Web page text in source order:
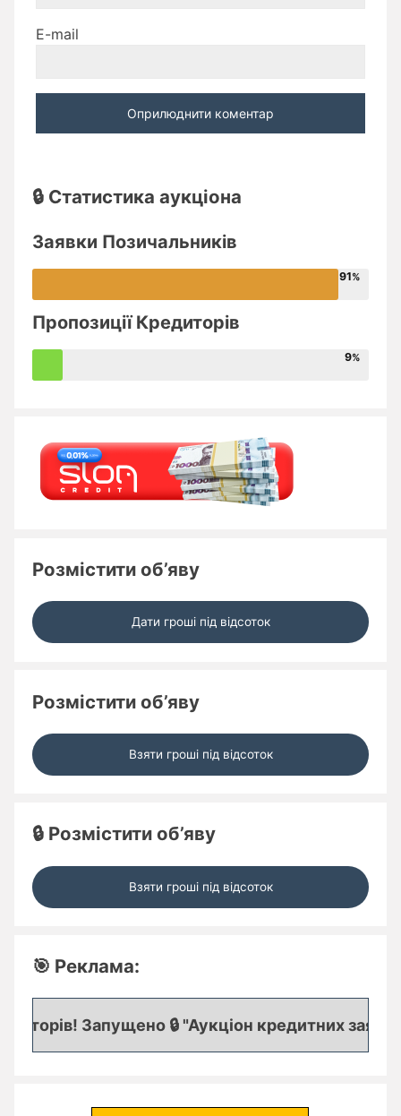
E-mail
🔒 Статистика аукціона
Заявки Позичальників
91
Пропозиції Кредиторів
9
Розмістити об’яву
Дати гроші під відсоток
Розмістити об’яву
Взяти гроші під відсоток
🔒 Розмістити об’яву
Взяти гроші під відсоток
🎯 Реклама:
Запущено 🔒 "Аукціон кредитних